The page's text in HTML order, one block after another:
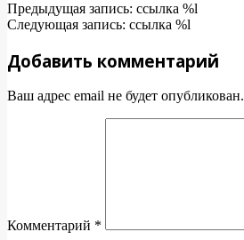
Предыдущая запись: ссылка %l
Следующая запись: ссылка %l
Добавить комментарий
Ваш адрес email не будет опубликован.
Комментарий *